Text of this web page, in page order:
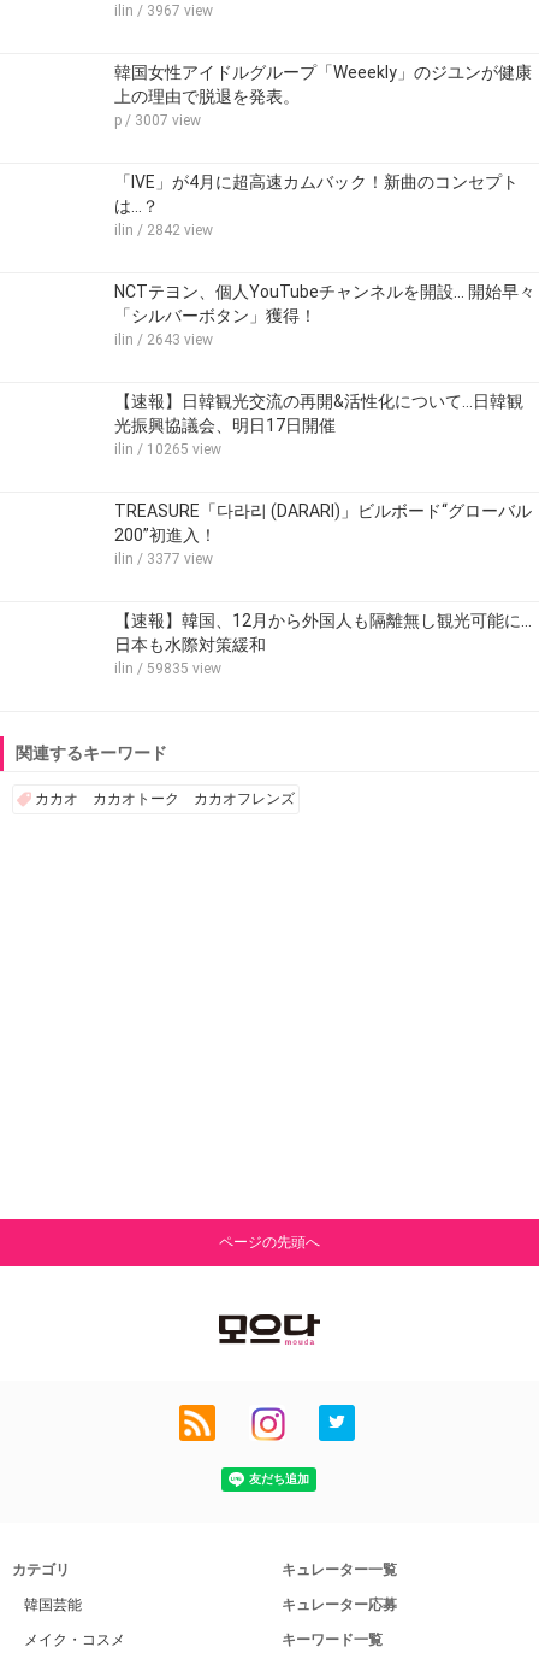
ilin / 3967 view
韓国女性アイドルグループ「Weeekly」のジユンが健康
上の理由で脱退を発表。
p / 3007 view
「IVE」が4月に超高速カムバック！新曲のコンセプト
は…？
ilin / 2842 view
NCTテヨン、個人YouTubeチャンネルを開設… 開始早々
「シルバーボタン」獲得！
ilin / 2643 view
【速報】日韓観光交流の再開&活性化について…日韓観
光振興協議会、明日17日開催
ilin / 10265 view
TREASURE「다라리 (DARARI)」ビルボード“グローバル
200”初進入！
ilin / 3377 view
【速報】韓国、12月から外国人も隔離無し観光可能に…
日本も水際対策緩和
ilin / 59835 view
関連するキーワード
カカオ カカオトーク カカオフレンズ
ページの先頭へ
カテゴリ
韓国芸能
メイク・コスメ
キュレーター一覧
キュレーター応募
キーワード一覧